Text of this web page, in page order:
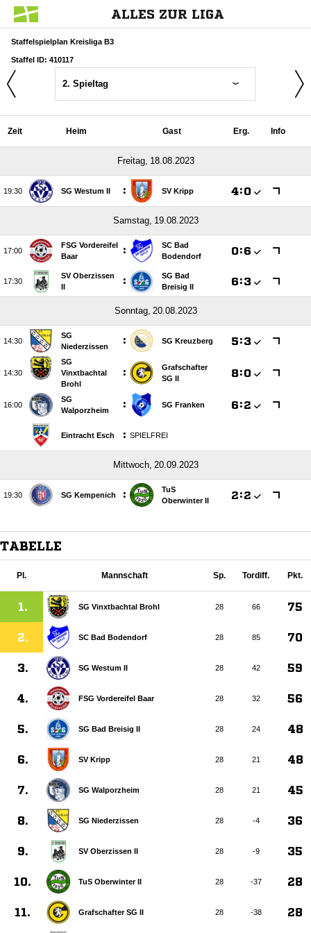
ALLES ZUR LIGA
Staffelspielplan Kreisliga B3
Staffel ID: 410117
2. Spieltag
Zeit Heim Gast Erg. Info
 
 SG Westum II : SV Kripp :
 

FSG Vordereifel
Baar
:
SC Bad
Bodendorf
:

SV Oberzissen
II
:
SG Bad
Breisig II
:
 

SG
Niederzissen
: SG Kreuzberg :

SG
Vinxtbachtal
Brohl
:
Grafschafter
SG II
:

SG
Walporzheim
: SG Franken :
Eintracht Esch : SPIELFREI
 
 SG Kempenich :
TuS
Oberwinter II
:
TABELLE
Pl. Mannschaft Sp. Tordiff. Pkt.
1. SG Vinxtbachtal Brohl 28 66 75
2. SC Bad Bodendorf 28 85 70
3. SG Westum II 28 42 59
4. FSG Vordereifel Baar 28 32 56
5. SG Bad Breisig II 28 24 48
6. SV Kripp 28 21 48
7. SG Walporzheim 28 21 45
8. SG Niederzissen 28 -4 36
9. SV Oberzissen II 28 -9 35
10. TuS Oberwinter II 28 -37 28
11. Grafschafter SG II 28 -38 28